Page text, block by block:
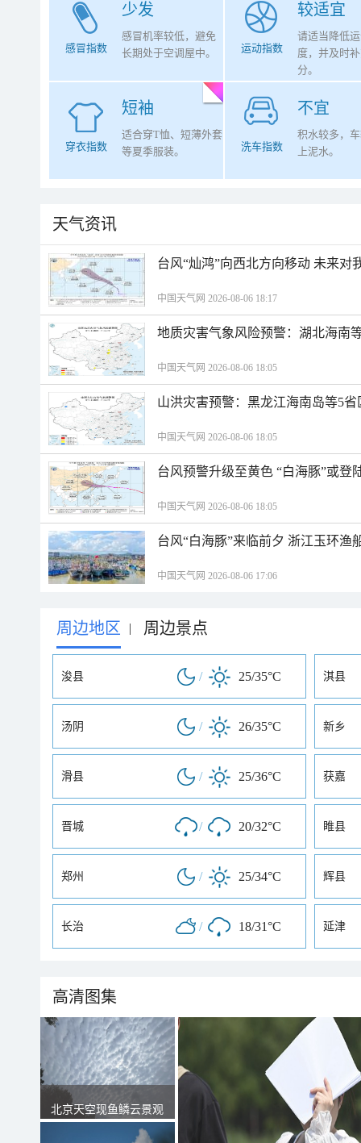
少发
感冒指数
感冒机率较低，避免
长期处于空调屋中。
较适宜
运动指数
请适当降低
度，并及时
分。
短袖
穿衣指数
适合穿T恤、短薄外套
等夏季服装。
不宜
洗车指数
积水较多，
上泥水。
天气资讯
台风“灿鸿”向西北方向移动 未来对
中国天气网 2026-08-06 18:17
地质灾害气象风险预警：湖北海南
中国天气网 2026-08-06 18:05
山洪灾害预警：黑龙江海南岛等5
中国天气网 2026-08-06 18:05
台风预警升级至黄色 “白海豚”或登
中国天气网 2026-08-06 18:05
台风“白海豚”来临前夕 浙江玉环渔
中国天气网 2026-08-06 17:06
周边地区 | 周边景点
浚县 / 25/35°C 淇县
汤阴 / 26/35°C 新乡
滑县 / 25/36°C 获嘉
晋城 / 20/32°C 睢县
郑州 / 25/34°C 辉县
长治 / 18/31°C 延津
高清图集
北京天空现鱼鳞云景观